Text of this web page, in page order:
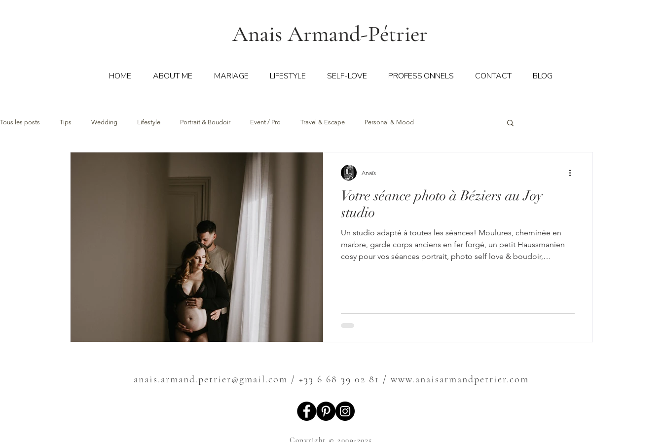
Anais Armand-Pétrier
HOME ABOUT ME MARIAGE LIFESTYLE SELF-LOVE PROFESSIONNELS CONTACT BLOG
Tous les posts Tips Wedding Lifestyle Portrait & Boudoir Event / Pro Travel & Escape Personal & Mood
Votre séance photo à Béziers au Joy
studio
Un studio adapté à toutes les séances! Moulures, cheminée en
marbre, garde corps anciens en fer forgé, un petit Haussmanien
cosy pour vos séances portrait, photo self love & boudoir,
me présenter votre projet, j
Anaïs
anais.armand.petrier@gmail.com / +33 6 68 39 02 81 / www.anaisarmandpetrier.com
Copyright © 2009-2025